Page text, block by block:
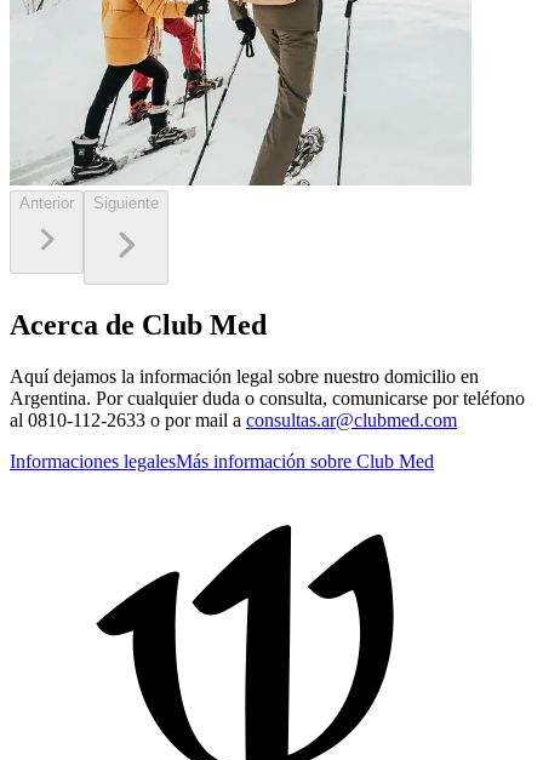
Anterior Siguiente
Acerca de Club Med
Aquí dejamos la información legal sobre nuestro domicilio en
Argentina. Por cualquier duda o consulta, comunicarse por teléfono
al 0810-112-2633 o por mail a consultas.ar@clubmed.com
Informaciones legalesMás información sobre Club Med